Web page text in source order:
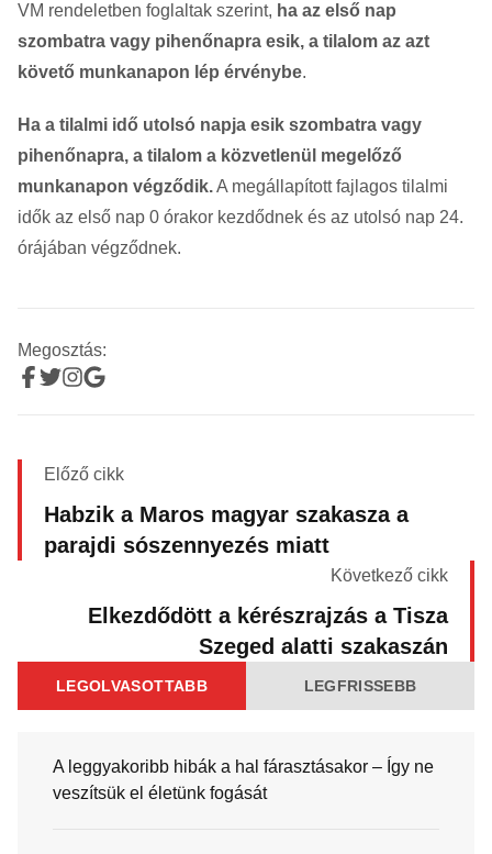
VM rendeletben foglaltak szerint, ha az első nap
szombatra vagy pihenőnapra esik, a tilalom az azt
követő munkanapon lép érvénybe.
Ha a tilalmi idő utolsó napja esik szombatra vagy
pihenőnapra, a tilalom a közvetlenül megelőző
munkanapon végződik.A megállapított fajlagos tilalmi
idők az első nap 0 órakor kezdődnek és az utolsó nap 24.
órájában végződnek.
Megosztás:
Előző cikk
Habzik a Maros magyar szakasza a
parajdi sószennyezés miatt
Következő cikk
Elkezdődött a kérészrajzás a Tisza
Szeged alatti szakaszán
LEGOLVASOTTABB LEGFRISSEBB
A leggyakoribb hibák a hal fárasztásakor – Így ne
veszítsük el életünk fogását